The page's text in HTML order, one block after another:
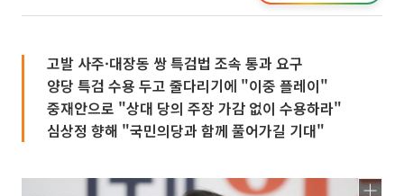
고발 사주·대장동 쌍 특검법 조속 통과 요구
양당 특검 수용 두고 줄다리기에 "이중 플레이"
중재안으로 "상대 당의 주장 가감 없이 수용하라"
심상정 향해 "국민의당과 함께 풀어가길 기대"